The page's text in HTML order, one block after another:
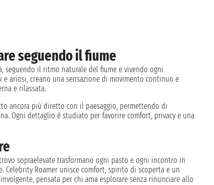
seguendo il fiume
seguendo il ritmo naturale del fiume e vivendo ogni
ariosi, creano una sensazione di movimento continuo e
e rilassata.
ancora più diretto con il paesaggio, permettendo di
Ogni dettaglio è studiato per favorire comfort, privacy e una
sopraelevate trasformano ogni pasto e ogni incontro in
Celebrity Roamer unisce comfort, spirito di scoperta e un
pensata per chi ama esplorare senza rinunciare allo